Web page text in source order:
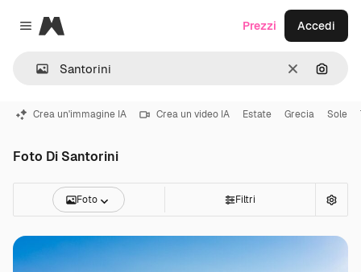
Close menu
Magnific
CancellaCerca
Prezzi Accedi
Crea un'immagine IA Crea un video IA Estate Grecia Sole
Foto Di Santorini
Foto Filtri